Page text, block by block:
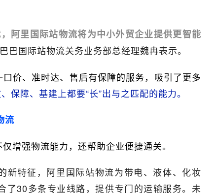
阿里国际站物流将为中小外贸企业提供更智能
巴国际站物流关务业务部总经理魏冉表示。
价、准时达、售后有保障的服务，吸引了更多
保障、基建上都要“长”出与之匹配的能力。
流
增强物流能力，还帮助企业便捷通关。
新特征，阿里国际站物流为带电、液体、化妆
了30多条专业线路，提供专门的运输服务。未